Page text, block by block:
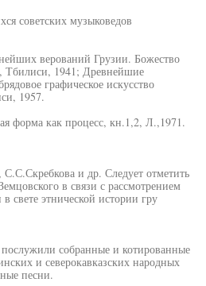
советских музыковедов
верований Грузии. Божество
Тбилиси, 1941; Древнейшие
графическое искусство
1957.
форма как процесс, кн.1,2, Л.,1971.
и др. Следует отметить
в связи с рассмотрением
свете этнической истории гру
собранные и котированные
и северокавказских народных
песни.